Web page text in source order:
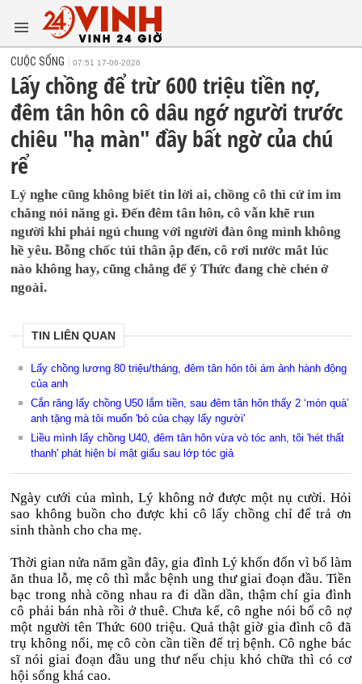
CUỘC SỐNG 07:51 17-06-2026
Lấy chồng để trừ 600 triệu tiền nợ,
đêm tân hôn cô dâu ngớ người trước
chiêu "hạ màn" đầy bất ngờ của chú
rể
Lý nghe cũng không biết tin lời ai, chồng cô thì cứ im im
chẳng nói năng gì. Đến đêm tân hôn, cô vẫn khẽ run
người khi phải ngủ chung với người đàn ông mình không
hề yêu. Bỗng chốc tủi thân ập đến, cô rơi nước mắt lúc
nào không hay, cũng chẳng để ý Thức đang chè chén ở
ngoài.
TIN LIÊN QUAN
Lấy chồng lương 80 triệu/tháng, đêm tân hôn tôi ám ảnh hành động
của anh
Cắn răng lấy chồng U50 lắm tiền, sau đêm tân hôn thấy 2 ‘món quà’
anh tặng mà tôi muốn 'bỏ của chạy lấy người'
Liều mình lấy chồng U40, đêm tân hôn vừa vò tóc anh, tôi 'hét thất
thanh' phát hiện bí mật giấu sau lớp tóc giả
Ngày cưới của mình, Lý không nở được một nụ cười. Hỏi
sao không buồn cho được khi cô lấy chồng chỉ để trả ơn
sinh thành cho cha mẹ.
Thời gian nửa năm gần đây, gia đình Lý khốn đốn vì bố làm
ăn thua lỗ, mẹ cô thì mắc bệnh ung thư giai đoạn đầu. Tiền
bạc trong nhà cõng nhau ra đi dần dần, thậm chí gia đình
cô phải bán nhà rồi ở thuê. Chưa kể, cô nghe nói bố cô nợ
một người tên Thức 600 triệu. Quả thật giờ gia đình cô đã
trụ không nổi, mẹ cô còn cần tiền để trị bệnh. Cô nghe bác
sĩ nói giai đoạn đầu ung thư nếu chịu khó chữa thì có cơ
hội sống khá cao.